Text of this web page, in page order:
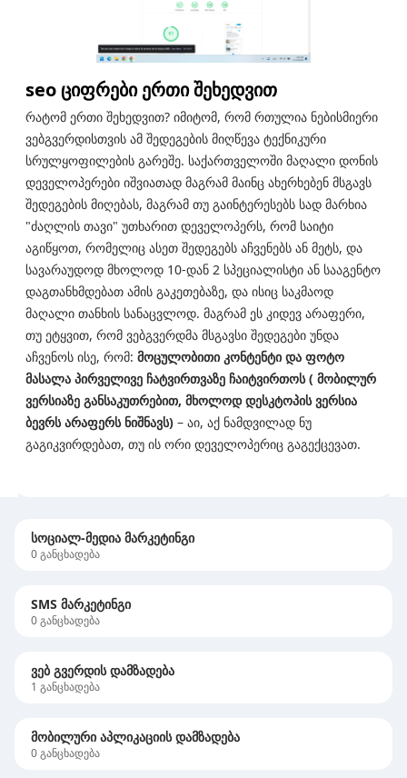
seo ციფრები ერთი შეხედვით
რატომ ერთი შეხედვით? იმიტომ, რომ რთულია ნებისმიერი
ვებგვერდისთვის ამ შედეგების მიღწევა ტექნიკური
სრულყოფილების გარეშე. საქართველოში მაღალი დონის
დეველოპერები იშვიათად მაგრამ მაინც ახერხებენ მსგავს
შედეგების მიღებას, მაგრამ თუ გაინტერესებს სად მარხია
"ძაღლის თავი" უთხარით დეველოპერს, რომ საიტი
აგიწყოთ, რომელიც ასეთ შედეგებს აჩვენებს ან მეტს, და
სავარაუდოდ მხოლოდ 10-დან 2 სპეციალისტი ან სააგენტო
დაგთანხმდებათ ამის გაკეთებაზე, და ისიც საკმაოდ
მაღალი თანხის სანაცვლოდ. მაგრამ ეს კიდევ არაფერი,
თუ ეტყვით, რომ ვებგვერდმა მსგავსი შედეგები უნდა
აჩვენოს ისე, რომ: მოცულობითი კონტენტი და ფოტო
მასალა პირველივე ჩატვირთვაზე ჩაიტვირთოს ( მობილურ
ვერსიაზე განსაკუთრებით, მხოლოდ დესკტოპის ვერსია
ბევრს არაფერს ნიშნავს) – აი, აქ ნამდვილად ნუ
გაგიკვირდებათ, თუ ის ორი დეველოპერიც გაგექცევათ.
სოციალ-მედია მარკეტინგი
0განცხადება
SMS მარკეტინგი
0განცხადება
ვებ გვერდის დამზადება
1 განცხადება
მობილური აპლიკაციის დამზადება
0განცხადება